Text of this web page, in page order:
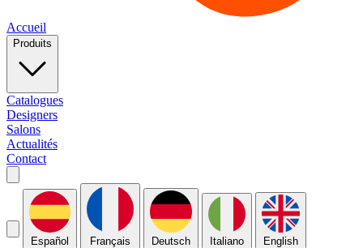
Accueil
Produits
Catalogues
Designers
Salons
Actualités
Contact
Español Français Deutsch Italiano English